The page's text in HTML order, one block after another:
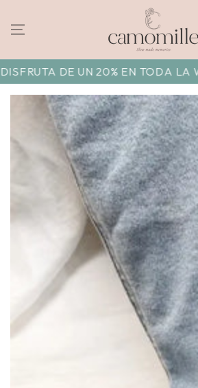
DE UN 20% EN TODA LA WEB